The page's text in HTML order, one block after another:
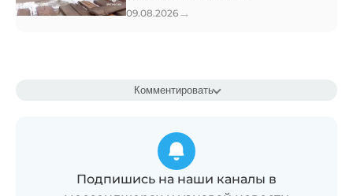
09.08.2026 →
Комментировать
Подпишись на наши каналы в